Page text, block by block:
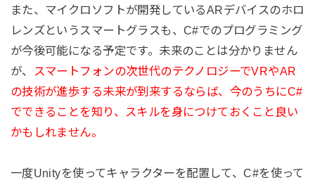
また、マイクロソフトが開発しているARデバイスのホロ
レンズというスマートグラスも、C#でのプログラミング
が今後可能になる予定です。未来のことは分かりません
が、
スマートフォンの次世代のテクノロジーでVRやAR
の技術が進歩する未来が到来するならば、今のうちにC#
でできることを知り、スキルを身につけておくこと良い
かもしれません。
一度Unityを使ってキャラクターを配置して、C#を使って